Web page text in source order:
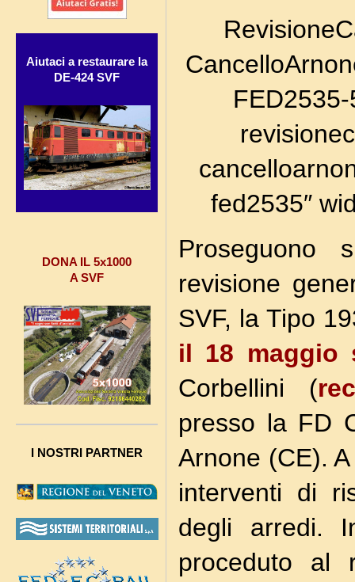
Aiutaci a restaurare la
DE-424 SVF
DONA IL 5x1000
A SVF
I NOSTRI PARTNER
fed2535″
Proseguono
revisione
SVF, la Tipo
il 18 maggio
Corbellini (
presso la FD
Arnone (CE).
interventi di
degli arredi.
proceduto al